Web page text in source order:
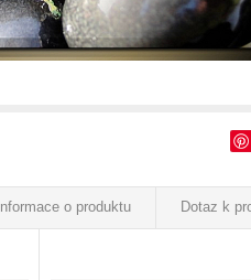
Informace o produktu Dotaz k